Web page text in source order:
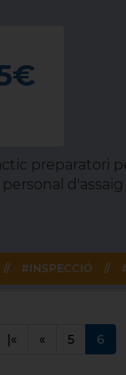
preparatori
// #INSPECCIÓ //
|« « 5 6